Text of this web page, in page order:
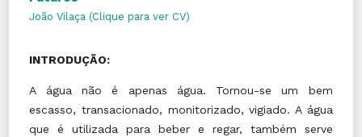
João Vilaça (Clique para ver CV)
INTRODUÇÃO:
A água não é apenas água. Tornou-se um bem
escasso, transacionado, monitorizado, vigiado. A água
que é utilizada para beber e regar, também serve